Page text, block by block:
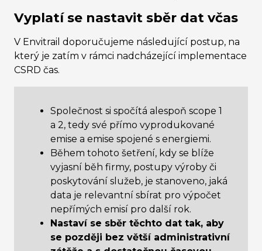
Vyplatí se nastavit sběr dat včas
V Envitrail doporučujeme následující postup, na
který je zatím v rámci nadcházející implementace
CSRD čas.
Společnost si spočítá alespoň scope 1
a 2, tedy své přímo vyprodukované
emise a emise spojené s energiemi.
Během tohoto šetření, kdy se blíže
vyjasní běh firmy, postupy výroby či
poskytování služeb, je stanoveno, jaká
data je relevantní sbírat pro výpočet
nepřímých emisí pro další rok.
Nastaví se sběr těchto dat tak, aby
se později bez větší administrativní